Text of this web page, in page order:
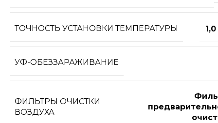
ТОЧНОСТЬ УСТАНОВКИ ТЕМПЕРАТУРЫ
УФ-ОБЕЗЗАРАЖИВАНИЕ
ФИЛЬТРЫ ОЧИСТКИ
ВОЗДУХА